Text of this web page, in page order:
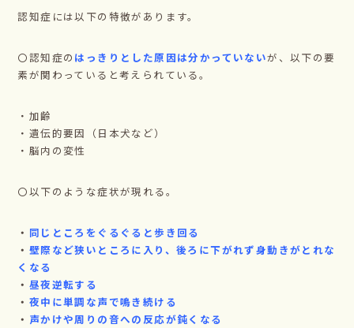
認知症には以下の特徴があります。
〇認知症の はっきりとした原因は分かっていないが、以下の要
素が関わっていると考えられている。
・加齢
・遺伝的要因（日本犬など）
・脳内の変性
〇以下のような症状が現れる。
・ 同じところをぐるぐると歩き回る
・ 壁際など狭いところに入り、後ろに下がれず身動きがとれな
くなる
・ 昼夜逆転する
・ 夜中に単調な声で鳴き続ける
・ 声かけや周りの音への反応が鈍くなる